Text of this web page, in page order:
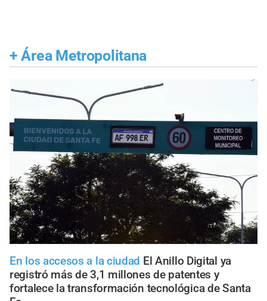
+ Área Metropolitana
En los accesos a la ciudad El Anillo Digital ya
registró más de 3,1 millones de patentes y
fortalece la transformación tecnológica de Santa